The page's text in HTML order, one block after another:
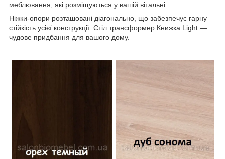
меблювання, які розміщуються у вашій вітальні.
Ніжки-опори розташовані діагонально, що забезпечує гарну
стійкість усієї конструкції. Стіл трансформер Книжка Light —
чудове придбання для вашого дому.